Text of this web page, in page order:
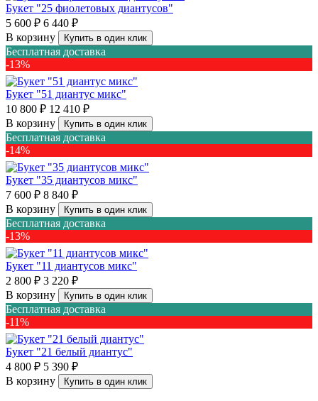
Букет "25 фиолетовых диантусов"
5 600 ₽ 6 440 ₽
В корзину
Купить в один клик
Бесплатная доставка
-13%
Букет "51 диантус микс"
10 800 ₽ 12 410 ₽
В корзину
Купить в один клик
Бесплатная доставка
-14%
Букет "35 диантусов микс"
7 600 ₽ 8 840 ₽
В корзину
Купить в один клик
Бесплатная доставка
-13%
Букет "11 диантусов микс"
2 800 ₽ 3 220 ₽
В корзину
Купить в один клик
Бесплатная доставка
-11%
Букет "21 белый диантус"
4 800 ₽ 5 390 ₽
В корзину
Купить в один клик